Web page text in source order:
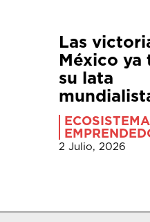
Las
México ya
su lata
ECOSISTEMA
2 Julio, 2026